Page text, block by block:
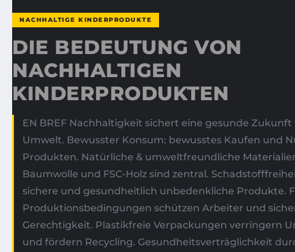
NACHHALTIGE KINDERPRODUKTE
DIE BEDEUTUNG VON
NACHHALTIGEN
KINDERPRODUKTEN
EN BREF Nachhaltigkeit sichert eine gesunde
Umwelt. Bewusster Konsum: bewusstes Kaufen und
Produkten. Natürliche & umweltfreundliche
Baumwolle und FSC-Holz sind zentral.
sichere und gesundheitlich unbedenkliche Produkte.
Produktionsbedingungen schützen Arbeiter und
Gerechtigkeit. Plastikfreie Verpackungen verringern
und fördern Recycling. Gesundheitsverträglichkeit